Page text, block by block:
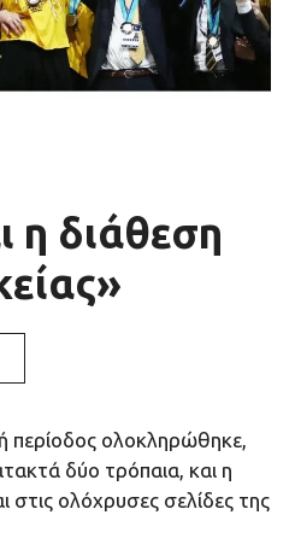
η διάθεση
περίοδος ολοκληρώθηκε,
δύο τρόπαια, και η
ολόχρυσες σελίδες της